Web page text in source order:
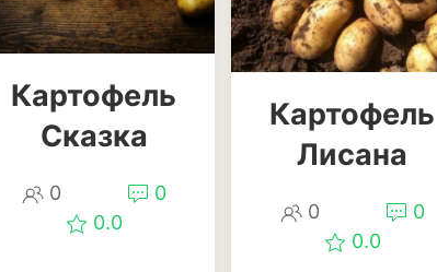
Лилейник
Картофель
Сказка
0
0
0.0
Картофель
Лисана
0
0
0.0